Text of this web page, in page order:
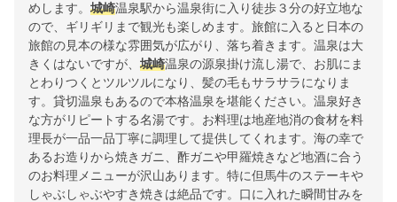
めします。 城崎温泉駅から温泉街に入り徒歩３分の好立地な
ので、ギリギリまで観光も楽しめます。旅館に入ると日本の
旅館の見本の様な雰囲気が広がり、落ち着きます。温泉は大
きくはないですが、 城崎温泉の源泉掛け流し湯で、お肌にま
とわりつくとツルツルになり、髪の毛もサラサラになりま
す。貸切温泉もあるので本格温泉を堪能ください。温泉好き
な方がリピートする名湯です。お料理は地産地消の食材を料
理長が一品一品丁寧に調理して提供してくれます。海の幸で
あるお造りから焼きガニ、酢ガニや甲羅焼きなど地酒に合う
のお料理メニューが沢山あります。特に但馬牛のステーキや
しゃぶしゃぶやすき焼きは絶品です。口に入れた瞬間甘みを